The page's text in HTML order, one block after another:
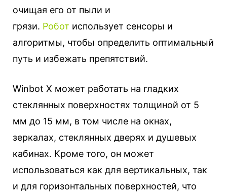
очищая его от пыли и
грязи. Робот использует сенсоры и
алгоритмы, чтобы определить оптимальный
путь и избежать препятствий.
Winbot X может работать на гладких
стеклянных поверхностях толщиной от 5
мм до 15 мм, в том числе на окнах,
зеркалах, стеклянных дверях и душевых
кабинах. Кроме того, он может
использоваться как для вертикальных, так
и для горизонтальных поверхностей, что